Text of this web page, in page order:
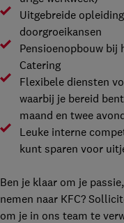
Uitgebreide
doorgroeikansen
Pensioenopbouw bij
Catering
Flexibele diensten
waarbij je bereid
maand en twee
Leuke interne
kunt sparen voor
Ben je klaar om je
nemen naar KFC?
om je in ons team te